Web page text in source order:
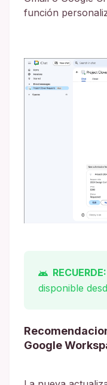
función
RECUERDE:
disponible
Google